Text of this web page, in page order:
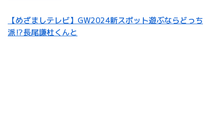
【めざましテレビ】GW2024新スポット遊ぶならどっち
派⁉長尾謙杜くんと